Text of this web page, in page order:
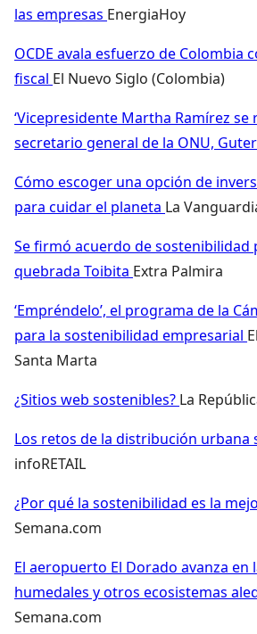
las empresas EnergiaHoy
OCDE avala esfuerzo de Colombia
fiscal El Nuevo Siglo (Colombia)
‘Vicepresidente Martha Ramírez se
secretario general de la ONU,
Cómo escoger una opción de
para cuidar el planeta La
Se firmó acuerdo de sostenibilidad
quebrada Toibita Extra Palmira
‘Empréndelo’, el programa de la
para la sostenibilidad empresarial
Santa Marta
¿Sitios web sostenibles? La
Los retos de la distribución urbana
infoRETAIL
¿Por qué la sostenibilidad es la
Semana.com
El aeropuerto El Dorado avanza
humedales y otros ecosistemas
Semana.com